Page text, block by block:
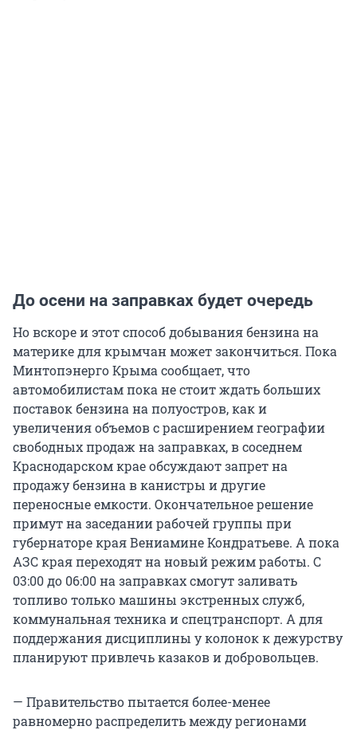
До осени на заправках будет очередь
Но вскоре и этот способ добывания бензина на
материке для крымчан может закончиться. Пока
Минтопэнерго Крыма сообщает, что
автомобилистам пока не стоит ждать больших
поставок бензина на полуостров, как и
увеличения объемов с расширением географии
свободных продаж на заправках, в соседнем
Краснодарском крае обсуждают запрет на
продажу бензина в канистры и другие
переносные емкости. Окончательное решение
примут на заседании рабочей группы при
губернаторе края Вениамине Кондратьеве. А пока
АЗС края переходят на новый режим работы. С
03:00 до 06:00 на заправках смогут заливать
топливо только машины экстренных служб,
коммунальная техника и спецтранспорт. А для
поддержания дисциплины у колонок к дежурству
планируют привлечь казаков и добровольцев.
— Правительство пытается более-менее
равномерно распределить между регионами